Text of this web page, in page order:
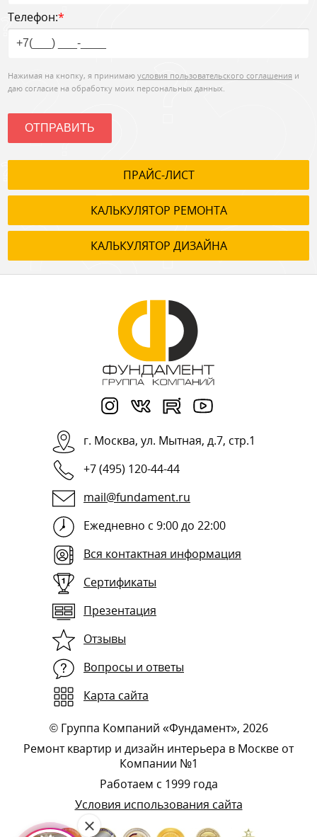
Телефон:*
Нажимая на кнопку, я принимаю условия пользовательского соглашения и
даю согласие на обработку моих персональных данных.
ОТПРАВИТЬ
ПРАЙС-ЛИСТ
КАЛЬКУЛЯТОР РЕМОНТА
КАЛЬКУЛЯТОР ДИЗАЙНА
г. Москва, ул. Мытная, д.7, стр.1
+7 (495) 120-44-44
mail@fundament.ru
Ежедневно с 9:00 до 22:00
Вся контактная информация
Сертификаты
Презентация
Отзывы
Вопросы и ответы
Карта сайта
© Группа Компаний «Фундамент», 2026
Ремонт квартир и дизайн интерьера в Москве от
Компании №1
Работаем с 1999 года
Условия использования сайта